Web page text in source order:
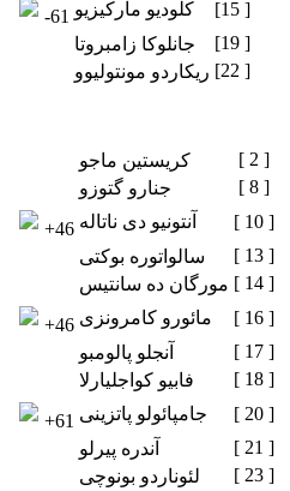
-61 کلودیو مارکیزیو
[15 ]
جانلوکا زامبروتا
[19 ]
ریکاردو مونتولیوو [22 ]
کریستین ماجو
[ 2 ]
جنارو گتوزو
[ 8 ]
+46 آنتونیو دی ناتاله
[ 10 ]
سالواتوره بوکتی
[ 13 ]
مورگان ده سانتیس [ 14 ]
+46 مائورو کامرونزی
[ 16 ]
آنجلو پالومبو
[ 17 ]
فابیو کواجلیارلا
[ 18 ]
+61 جامپائولو پاتزینی
[ 20 ]
آندره پیرلو
[ 21 ]
لئوناردو بونوچی
[ 23 ]